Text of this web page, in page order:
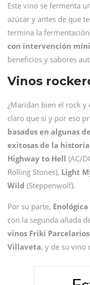
Este vino se fermenta
azúcar y antes de que
termina la
con intervención
beneficios y sabores
Vinos
¿Maridan bien el rock y
claro que sí y por eso
basados en algunas
exitosas de la historia
Highway to Hell (AC/
Rolling Stones), Light
Wild (Steppenwolf).
Por su parte, Enológica
con la segunda añada
vinos Friki
Villaveta, y de su vino